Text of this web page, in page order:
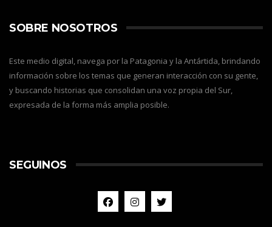
SOBRE NOSOTROS
Este medio digital, navega por la Patagonia y la Antártida, brindando
información sobre los temas que generan interacción con su gente,
y buscando historias que consolidan una voz propia del Sur,
expresada de la forma más amplia posible.
SEGUINOS